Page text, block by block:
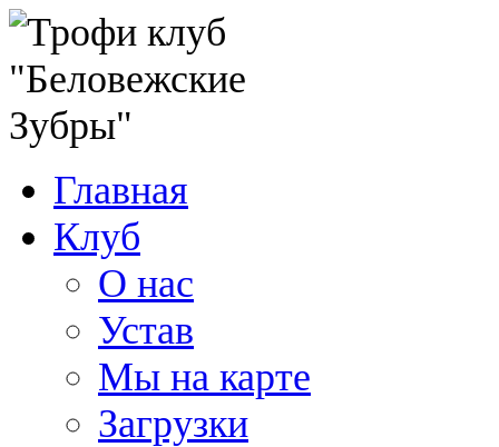
Главная
Клуб
О нас
Устав
Мы на карте
Загрузки